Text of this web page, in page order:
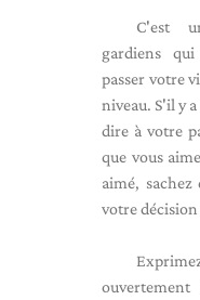
C'est
gardiens
passer votre
niveau. S'il y
dire à votre
que vous
aimé,
votre